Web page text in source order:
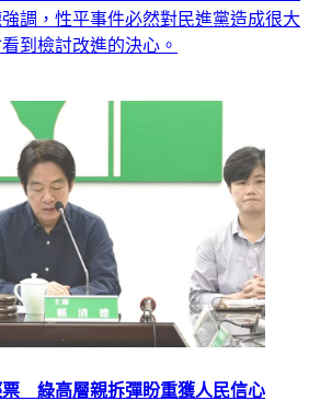
調，性平事件必然對民進黨造成很大
到檢討改進的決心。
票 綠高層親拆彈盼重獲人民信心